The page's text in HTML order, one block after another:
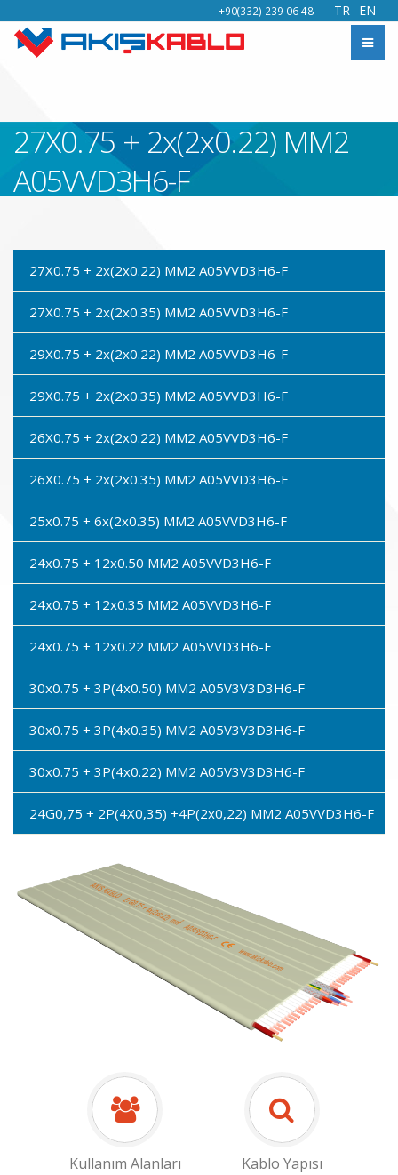
+90(332) 239 06 48 TR- EN
27X0.75 + 2x(2x0.22) MM2
A05VVD3H6-F
27X0.75 + 2x(2x0.22) MM2 A05VVD3H6-F
27X0.75 + 2x(2x0.35) MM2 A05VVD3H6-F
29X0.75 + 2x(2x0.22) MM2 A05VVD3H6-F
29X0.75 + 2x(2x0.35) MM2 A05VVD3H6-F
26X0.75 + 2x(2x0.22) MM2 A05VVD3H6-F
26X0.75 + 2x(2x0.35) MM2 A05VVD3H6-F
25x0.75 + 6x(2x0.35) MM2 A05VVD3H6-F
24x0.75 + 12x0.50 MM2 A05VVD3H6-F
24x0.75 + 12x0.35 MM2 A05VVD3H6-F
24x0.75 + 12x0.22 MM2 A05VVD3H6-F
30x0.75 + 3P(4x0.50) MM2 A05V3V3D3H6-F
30x0.75 + 3P(4x0.35) MM2 A05V3V3D3H6-F
30x0.75 + 3P(4x0.22) MM2 A05V3V3D3H6-F
24G0,75 + 2P(4X0,35) +4P(2x0,22) MM2 A05VVD3H6-F
Kullanım Alanları Kablo Yapısı